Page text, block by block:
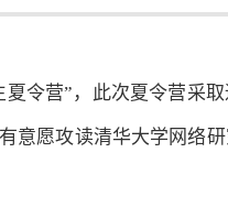
令营”，此次夏令营采
意愿攻读清华大学网络